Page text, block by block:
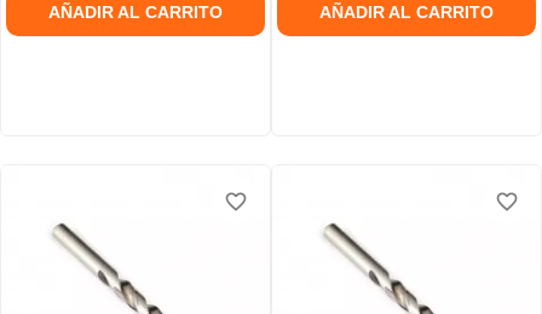
AÑADIR AL CARRITO AÑADIR AL CARRITO
favorite_border
favorite_border favorite_border
favorite_border